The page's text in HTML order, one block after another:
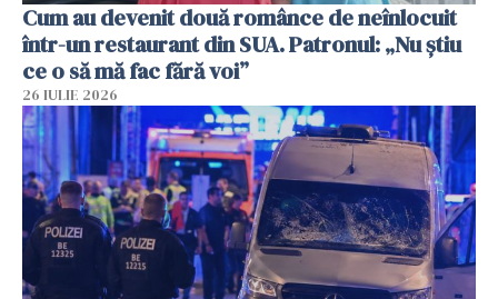
Cum au devenit două românce de neînlocuit
într-un restaurant din SUA. Patronul: „Nu știu
ce o să mă fac fără voi”
26 IULIE 2026